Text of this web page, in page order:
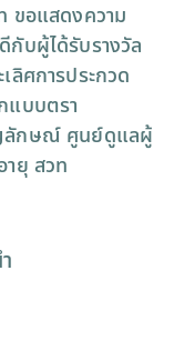
ขอแสดงความ
กับผู้ได้รับรางวัล
เลิศการประกวด
แบบตรา
กษณ์ ศูนย์ดูแลผู้
ายุ สวท